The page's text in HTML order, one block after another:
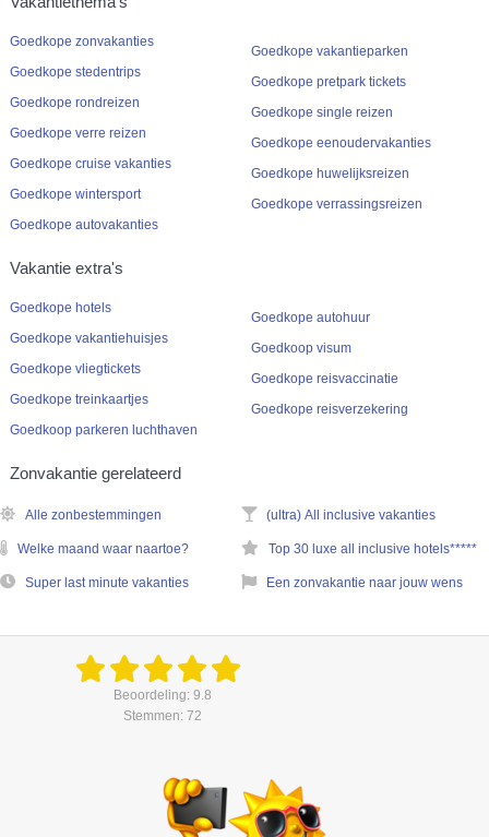
Goedkope zonvakanties
Goedkope stedentrips
Goedkope rondreizen
Goedkope verre reizen
Goedkope cruise vakanties
Goedkope wintersport
Goedkope autovakanties
Goedkope vakantieparken
Goedkope pretpark tickets
Goedkope single reizen
Goedkope eenoudervakanties
Goedkope huwelijksreizen
Goedkope verrassingsreizen
Vakantie extra's
Goedkope hotels
Goedkope vakantiehuisjes
Goedkope vliegtickets
Goedkope treinkaartjes
Goedkoop parkeren luchthaven
Goedkope autohuur
Goedkoop visum
Goedkope reisvaccinatie
Goedkope reisverzekering
Zonvakantie gerelateerd
Alle zonbestemmingen
Welke maand waar naartoe?
Super last minute vakanties
(ultra) All inclusive vakanties
Top 30 luxe all inclusive hotels*****
Een zonvakantie naar jouw wens
Beoordeling: 9.8
Stemmen: 72